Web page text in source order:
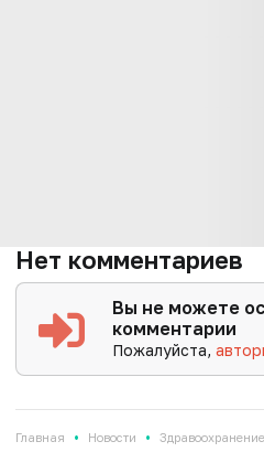
Нет комментариев
Вы не можете
комментарии
Пожалуйста,
Главная • Новости • Здравоохранение